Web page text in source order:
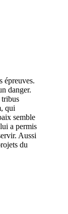
épreuves.
danger.
tribus
qui
semble
a permis
Aussi
du